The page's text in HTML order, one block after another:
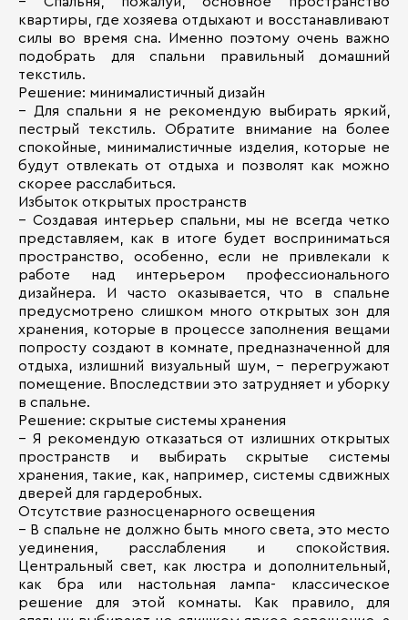
квартиры, где хозяева отдыхают и восстанавливают
силы во время сна. Именно поэтому очень важно
подобрать для спальни правильный домашний
текстиль.
Решение: минималистичный дизайн
– Для спальни я не рекомендую выбирать яркий,
пестрый текстиль. Обратите внимание на более
спокойные, минималистичные изделия, которые не
будут отвлекать от отдыха и позволят как можно
скорее расслабиться.
Избыток открытых пространств
– Создавая интерьер спальни, мы не всегда четко
представляем, как в итоге будет восприниматься
пространство, особенно, если не привлекали к
работе над интерьером профессионального
дизайнера. И часто оказывается, что в спальне
предусмотрено слишком много открытых зон для
хранения, которые в процессе заполнения вещами
попросту создают в комнате, предназначенной для
отдыха, излишний визуальный шум, – перегружают
помещение. Впоследствии это затрудняет и уборку
в спальне.
Решение: скрытые системы хранения
– Я рекомендую отказаться от излишних открытых
пространств и выбирать скрытые системы
хранения, такие, как, например, системы сдвижных
дверей для гардеробных.
Отсутствие разносценарного освещения
– В спальне не должно быть много света, это место
уединения, расслабления и спокойствия.
Центральный свет, как люстра и дополнительный,
как бра или настольная лампа- классическое
решение для этой комнаты. Как правило, для